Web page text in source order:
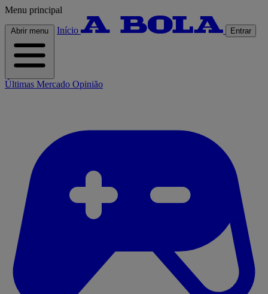
Menu principal
Abrir menu Início Entrar
Últimas Mercado Opinião